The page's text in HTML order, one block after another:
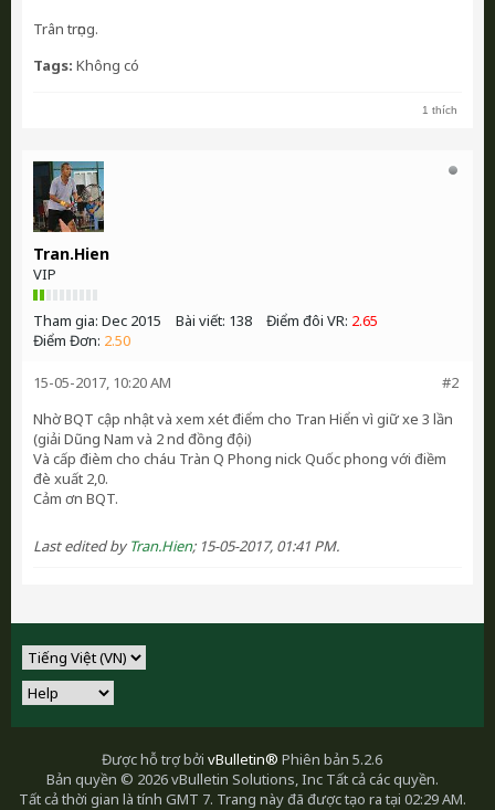
Trân trọng.
Tags: Không có
1 thích
Tran.Hien
VIP
Tham gia: Dec 2015 Bài viết: 138 Điểm đôi VR: 2.65
Điểm Đơn: 2.50
#2
15-05-2017, 10:20 AM
Nhờ BQT cập nhật và xem xét điểm cho Tran Hiển vì giữ xe 3 lần
(giải Dũng Nam và 2 nd đồng đội)
Và cấp đièm cho cháu Tràn Q Phong nick Quốc phong với điềm
đè xuất 2,0.
Cảm ơn BQT.
Last edited by Tran.Hien; 15-05-2017, 01:41 PM.
Được hỗ trợ bởi vBulletin® Phiên bản 5.2.6
Bản quyền © 2026 vBulletin Solutions, Inc Tất cả các quyền.
Tất cả thời gian là tính GMT 7. Trang này đã được tạo ra tại 02:29 AM.